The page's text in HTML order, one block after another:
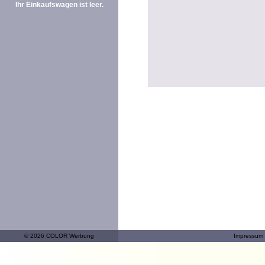
Ihr Einkaufswagen ist leer.
© 2026 COLOR Werbung Impressum